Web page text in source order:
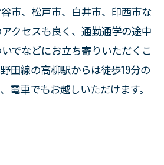
市、松戸市、白井市、印西市な
クセスも良く、通勤通学の途中
でなどにお立ち寄りいただくこ
田線の高柳駅からは徒歩19分の
電車でもお越しいただけます。